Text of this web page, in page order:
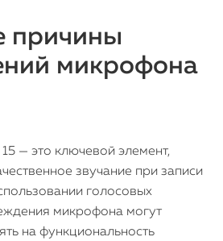
причины
микрофона
— это ключевой элемент,
звучание при записи
голосовых
микрофона могут
на функциональность